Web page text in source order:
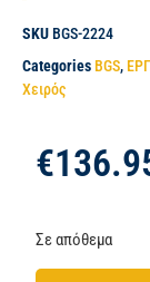
SKU BGS-2224
Categories BGS,
Χειρός
€
Σε απόθεμα